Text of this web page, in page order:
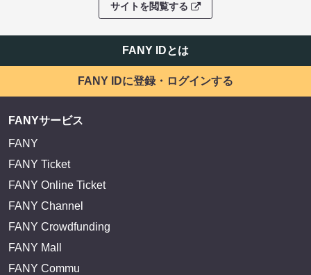
サイトを閲覧する
FANY IDとは
FANY IDに登録・ログインする
FANYサービス
FANY
FANY Ticket
FANY Online Ticket
FANY Channel
FANY Crowdfunding
FANY Mall
FANY Commu